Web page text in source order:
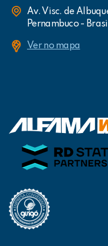
Av. Visc. de
Pernambuco - Brasil
Ver no mapa